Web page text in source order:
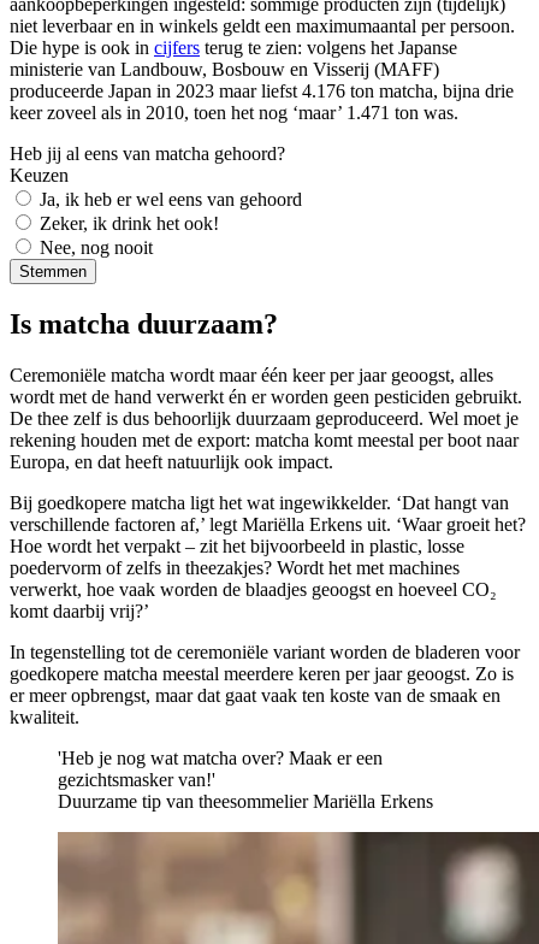
niet leverbaar en in winkels geldt een maximumaantal per persoon.
Die hype is ook in cijfers terug te zien: volgens het Japanse
ministerie van Landbouw, Bosbouw en Visserij (MAFF)
produceerde Japan in 2023 maar liefst 4.176 ton matcha, bijna drie
keer zoveel als in 2010, toen het nog ‘maar’ 1.471 ton was.
Heb jij al eens van matcha gehoord?
Keuzen
Ja, ik heb er wel eens van gehoord
Zeker, ik drink het ook!
Nee, nog nooit
Is matcha duurzaam?
Ceremoniële matcha wordt maar één keer per jaar geoogst, alles
wordt met de hand verwerkt én er worden geen pesticiden gebruikt.
De thee zelf is dus behoorlijk duurzaam geproduceerd. Wel moet je
rekening houden met de export: matcha komt meestal per boot naar
Europa, en dat heeft natuurlijk ook impact.
Bij goedkopere matcha ligt het wat ingewikkelder. ‘Dat hangt van
verschillende factoren af,’ legt Mariëlla Erkens uit. ‘Waar groeit het?
Hoe wordt het verpakt – zit het bijvoorbeeld in plastic, losse
poedervorm of zelfs in theezakjes? Wordt het met machines
verwerkt, hoe vaak worden de blaadjes geoogst en hoeveel CO₂
komt daarbij vrij?’
In tegenstelling tot de ceremoniële variant worden de bladeren voor
goedkopere matcha meestal meerdere keren per jaar geoogst. Zo is
er meer opbrengst, maar dat gaat vaak ten koste van de smaak en
kwaliteit.
'Heb je nog wat matcha over? Maak er een
gezichtsmasker van!'
Duurzame tip van theesommelier Mariëlla Erkens